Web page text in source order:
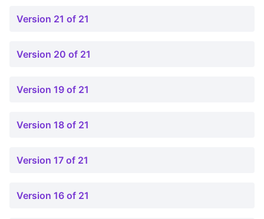
Version 21 of 21
Version 20 of 21
Version 19 of 21
Version 18 of 21
Version 17 of 21
Version 16 of 21